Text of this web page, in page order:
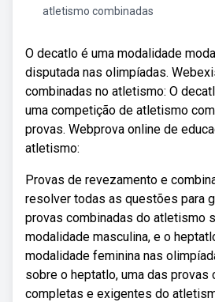
atletismo combinadas
O decatlo é uma modalidade
disputada nas olimpíadas.
combinadas no atletismo: O
uma competição de atletismo
provas. Webprova online de
atletismo:
Provas de revezamento e
resolver todas as questões para
provas combinadas do atletismo
modalidade masculina, e o
modalidade feminina nas
sobre o heptatlo, uma das provas
completas e exigentes do